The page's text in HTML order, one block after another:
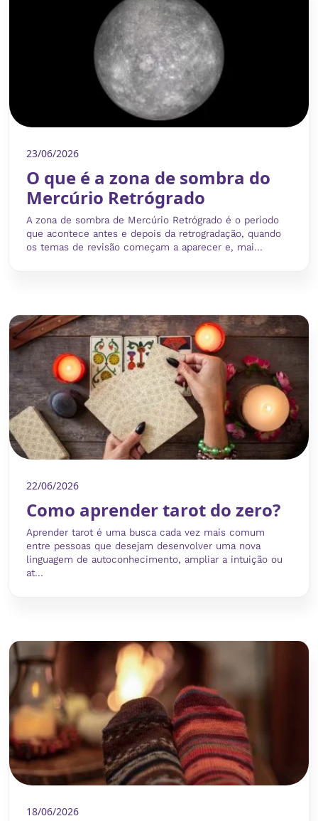
23/06/2026
O que é a zona de sombra do
Mercúrio Retrógrado
A zona de sombra de Mercúrio Retrógrado é o período
que acontece antes e depois da retrogradação, quando
os temas de revisão começam a aparecer e, mai...
22/06/2026
Como aprender tarot do zero?
Aprender tarot é uma busca cada vez mais comum
entre pessoas que desejam desenvolver uma nova
linguagem de autoconhecimento, ampliar a intuição ou
at...
18/06/2026